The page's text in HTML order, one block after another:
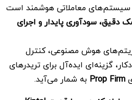
سیستم‌های معاملاتی هوشمند است
دقیق، سودآوری پایدار و اجرای
هوش مصنوعی، کنترل
گزینه‌ای ایده‌آل برای تریدرهای
Prop Firm به شمار می‌آید.